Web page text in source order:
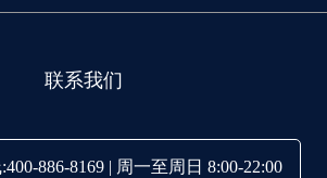
联系我们
886-8169 | 周一至周日 8:00-22:00